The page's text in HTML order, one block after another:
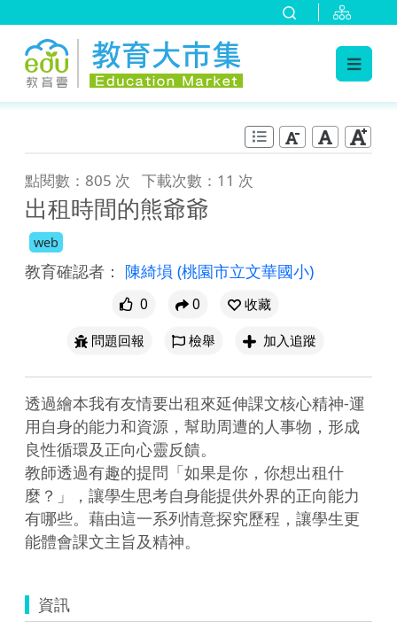
點閱數：805 次 下載次數：11 次
出租時間的熊爺爺
web
教育確認者： 陳綺塤 (桃園市立文華國小)
0 0
收藏
問題回報
檢舉 加入追蹤
透過繪本我有友情要出租來延伸課文核心精神-運
用自身的能力和資源，幫助周遭的人事物，形成
良性循環及正向心靈反饋。
教師透過有趣的提問「如果是你，你想出租什
麼？」，讓學生思考自身能提供外界的正向能力
有哪些。藉由這一系列情意探究歷程，讓學生更
資訊